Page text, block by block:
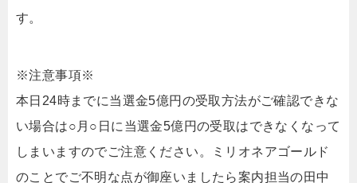
す。
※注意事項※
本日24時までに当選金5億円の受取方法がご確認できな
い場合は○月○日に当選金5億円の受取はできなくなって
しまいますのでご注意ください。ミリオネアゴールド
のことでご不明な点が御座いましたら案内担当の田中